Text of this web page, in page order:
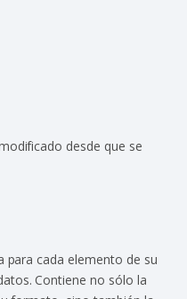
desde que se
para cada elemento de su
Contiene no sólo la